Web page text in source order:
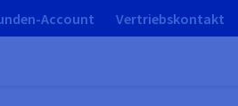
Account Vertriebskontakt